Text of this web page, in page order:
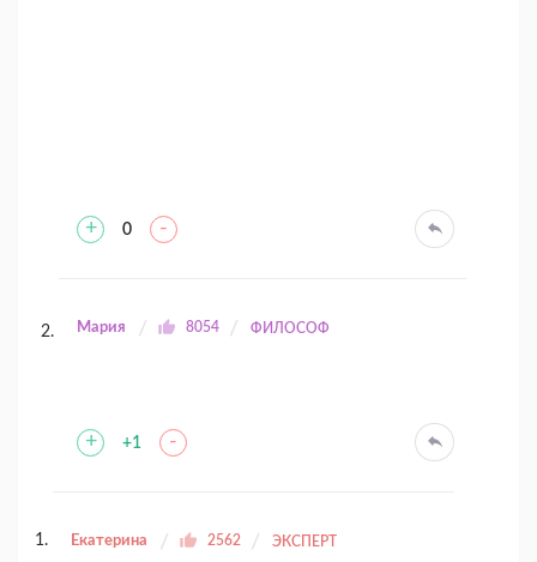
+ 0 -
Мария 8054 ФИЛОСОФ
+ +1 -
Екатерина 2562 ЭКСПЕРТ